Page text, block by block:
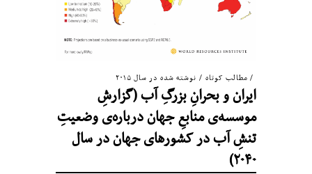
مطالب کوتاه / نوشته شده در سال ۲۰۱۵
ایران و بحرانِ بزرگِ آب (گزارشِ
موسسه‌ی منابعِ جهان درباره‌ی وضعیتِ
تنشِ آب در کشورهای جهان در سال
۲۰۴۰)